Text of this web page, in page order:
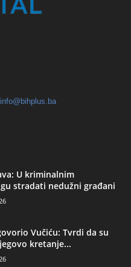
info@bihplus.ba
U kriminalnim
stradati nedužni građani
Vučiću: Tvrdi da su
kretanje...